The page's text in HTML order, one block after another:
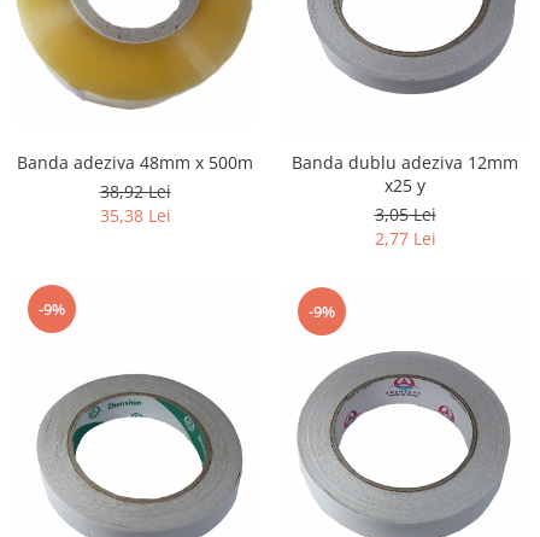
Banda adeziva 48mm x 500m
38,92 Lei
35,38 Lei
Banda dublu adeziva 12mm
x25 y
3,05 Lei
2,77 Lei
-9% -9%